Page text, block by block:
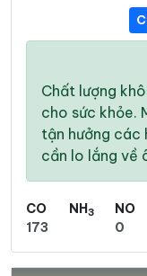
Chất lượng
cho sức khỏe.
tận hưởng các
cần lo lắng về
CO
173
NH3
NO
0